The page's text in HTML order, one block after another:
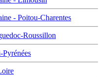
- Poitou-Charentes
Roussillon